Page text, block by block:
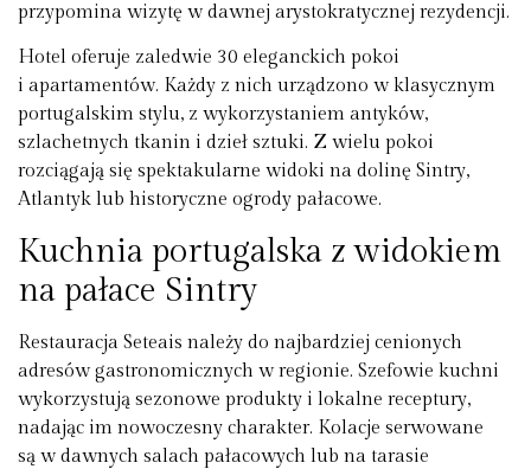
przypomina wizytę w dawnej arystokratycznej rezydencji.
Hotel oferuje zaledwie 30 eleganckich pokoi
i apartamentów. Każdy z nich urządzono w klasycznym
portugalskim stylu, z wykorzystaniem antyków,
szlachetnych tkanin i dzieł sztuki. Z wielu pokoi
rozciągają się spektakularne widoki na dolinę Sintry,
Atlantyk lub historyczne ogrody pałacowe.
Kuchnia portugalska z widokiem
na pałace Sintry
Restauracja Seteais należy do najbardziej cenionych
adresów gastronomicznych w regionie. Szefowie kuchni
wykorzystują sezonowe produkty i lokalne receptury,
nadając im nowoczesny charakter. Kolacje serwowane
są w dawnych salach pałacowych lub na tarasie